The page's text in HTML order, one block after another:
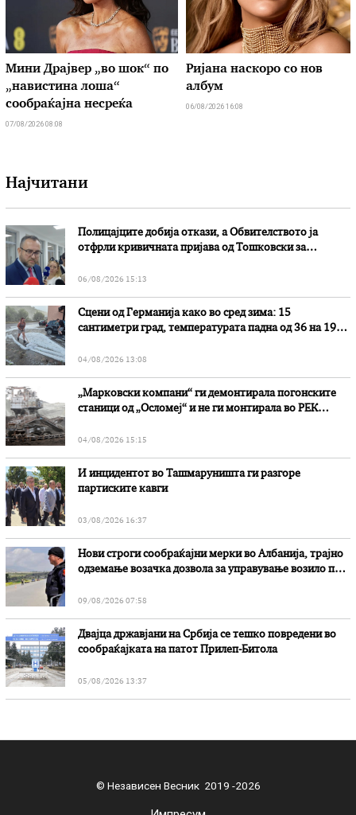
Мини Драјвер „во шок“ по
„навистина лоша“
сообраќајна несреќа
07/08/2026 08:08
Ријана наскоро со нов
албум
06/08/2026 16:08
Најчитани
Полицајците добија откази, а Обвителството ја
отфрли кривичната пријава од Тошковски за
06/08/2026 15:13
Сцени од Германија како во сред зима: 15
сантиметри град, температурата падна од 36 на 19
04/08/2026 13:08
„Марковски компани“ ги демонтирала погонските
станици од „Осломеј“ и не ги монтирала во РЕК
04/08/2026 15:15
И инцидентот во Ташмаруништa ги разгоре
партиските кавги
03/08/2026 16:37
Нови строги сообраќајни мерки во Aлбанија, трајно
одземање возачка дозвола за управување возило под
09/08/2026 07:58
Двајца државјани на Србија се тешко повредени во
сообраќајката на патот Прилеп-Битола
05/08/2026 13:37
© Независен Весник 2019 -2026